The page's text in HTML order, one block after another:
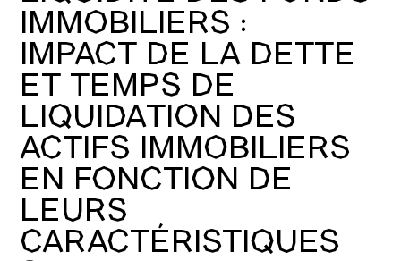
IMMOBILIERS :
IMPACT DE LA DETTE
ET TEMPS DE
LIQUIDATION DES
ACTIFS IMMOBILIERS
EN FONCTION DE
LEURS
CARACTÉRISTIQUES